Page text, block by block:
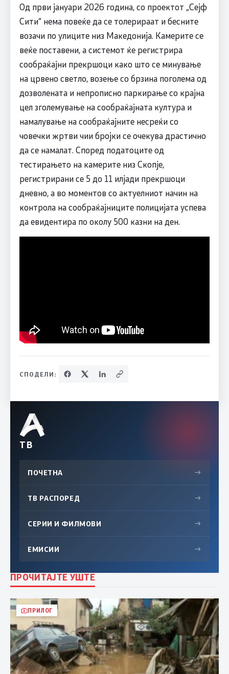
Од први јануари 2026 година, со проектот „Сејф
Сити“ нема повеќе да се толерираат и бесните
возачи по улиците низ Македонија. Камерите се
веќе поставени, а системот ќе регистрира
сообраќајни прекршоци како што се минување
на црвено светло, возење со брзина поголема од
дозволената и непрописно паркирање со крајна
цел зголемување на сообраќајната култура и
намалување на сообраќајните несреќи со
човечки жртви чии бројки се очекува драстично
да се намалат. Според податоците од
тестирањето на камерите низ Скопје,
регистрирани се 5 до 11 илјади прекршоци
дневно, а во моментов со актуелниот начин на
контрола на сообраќајниците полицијата успева
да евидентира по околу 500 казни на ден.
СПОДЕЛИ:
ТВ
ПОЧЕТНА →
ТВ РАСПОРЕД →
СЕРИИ И ФИЛМОВИ →
ЕМИСИИ →
ПРОЧИТАЈТЕ УШТЕ
ПРИЛОГ